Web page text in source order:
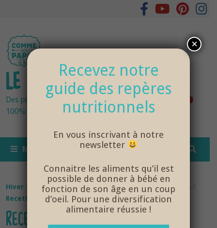
LE BLOG DES PAPAS
Des petits pots bébés fraîchement cuisinés
100% bio et de saison… et cela change tout !
MENU
Hiver Recettes bébé /Recettes bébé 12 mois et plus
Recettes bébé 15 mois et plus / Saison
RECETTE BÉBÉ DÈS 12 MOIS :
Recevez notre
guide des repères
nutritionnels
En vous inscrivant à notre
newsletter
Connaitre les aliments qu’il est
possible de donner à bébé en
fonction de son âge en un coup
d’oeil. Pour une diversification
alimentaire réussie !
×